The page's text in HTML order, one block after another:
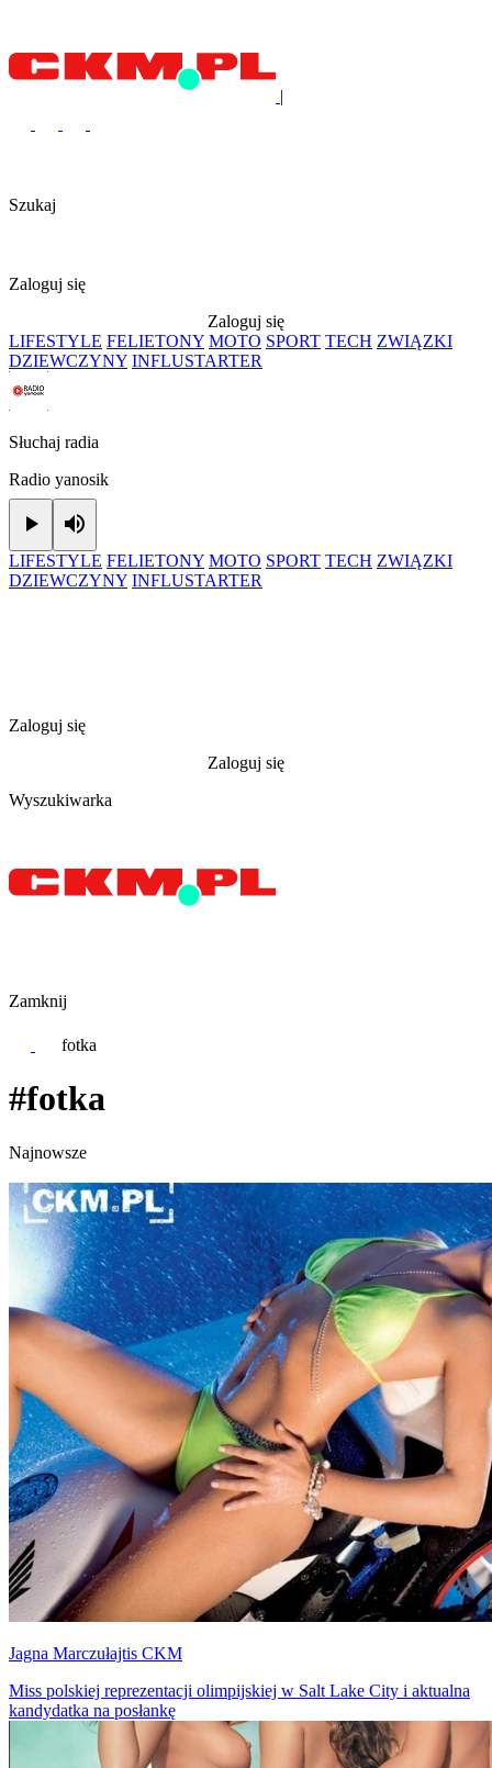
|
Szukaj
Zaloguj się
Zaloguj się
LIFESTYLE FELIETONY MOTO SPORT TECH ZWIĄZKI
DZIEWCZYNY INFLUSTARTER
Słuchaj radia
Radio yanosik
Play
LIFESTYLE FELIETONY MOTO SPORT TECH ZWIĄZKI
DZIEWCZYNY INFLUSTARTER
Zaloguj się
Zaloguj się
Wyszukiwarka
Zamknij
fotka
#fotka
Najnowsze
Jagna Marczułajtis CKM
Miss polskiej reprezentacji olimpijskiej w Salt Lake City i aktualna
kandydatka na posłankę